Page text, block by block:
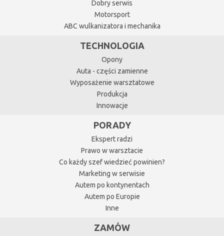
Dobry serwis
Motorsport
ABC wulkanizatora i mechanika
TECHNOLOGIA
Opony
Auta - części zamienne
Wyposażenie warsztatowe
Produkcja
Innowacje
PORADY
Ekspert radzi
Prawo w warsztacie
Co każdy szef wiedzieć powinien?
Marketing w serwisie
Autem po kontynentach
Autem po Europie
Inne
ZAMÓW